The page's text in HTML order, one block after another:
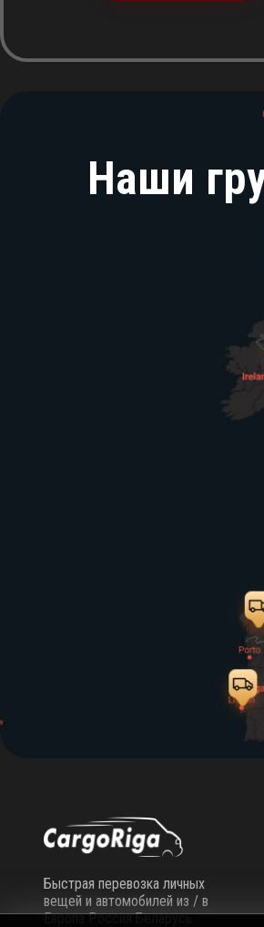
Наши
Быстрая перевозка личных
вещей и автомобилей из / в
Европа Россия Беларусь